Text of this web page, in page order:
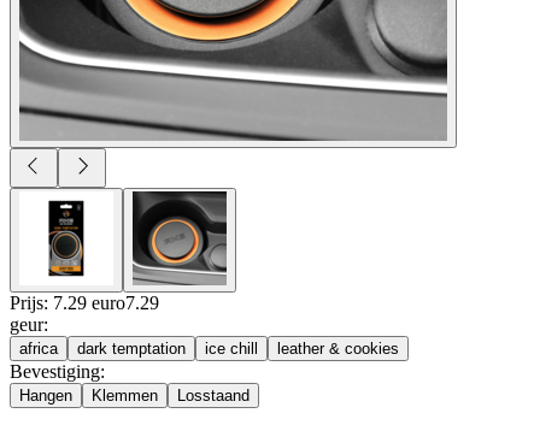
Prijs: 7.29 euro7.29
geur:
africa dark temptation ice chill leather & cookies
Bevestiging:
Hangen Klemmen Losstaand